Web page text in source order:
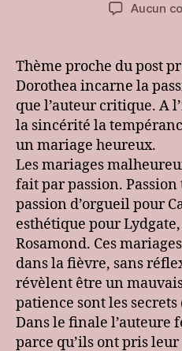
l’article
Aucun
Thème proche du post
Dorothea incarne la
que l’auteur critique. A
la sincérité la
un mariage heureux.
Les mariages
fait par passion.
passion d’orgueil pour
esthétique pour
Rosamond. Ces
dans la fièvre, sans
révèlent être un
patience sont les
Dans le finale l’auteure
parce qu’ils ont pris